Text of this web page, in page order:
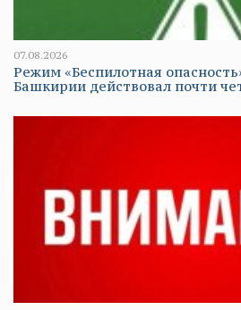
07.08.2026
Режим «Беспилотная
Башкирии действовал почти